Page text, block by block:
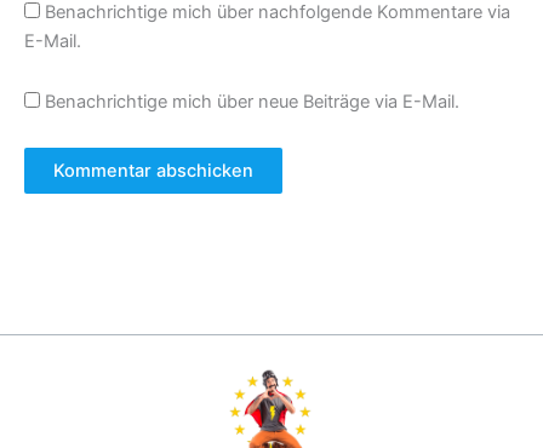
Benachrichtige mich über nachfolgende Kommentare via
E-Mail.
Benachrichtige mich über neue Beiträge via E-Mail.